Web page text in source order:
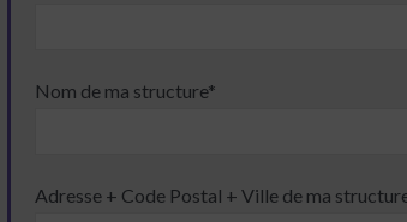
Nom de ma structure*
Adresse + Code Postal + Ville de ma